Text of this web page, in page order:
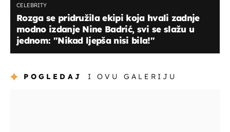
CELEBRITY
Rozga se pridružila ekipi koja hvali zadnje
modno izdanje Nine Badrić, svi se slažu u
jednom: ''Nikad ljepša nisi bila!''
POGLEDAJ I OVU GALERIJU